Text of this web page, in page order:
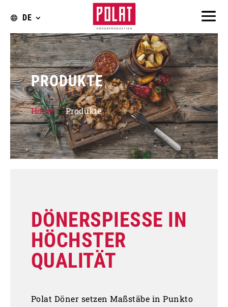
DE
PRODUKTE
Home 9 Produkte
DÖNERSPIESSE IN H
ÖCHSTER Q
UALITÄT
Polat Döner setzen Maßstäbe in Punkto